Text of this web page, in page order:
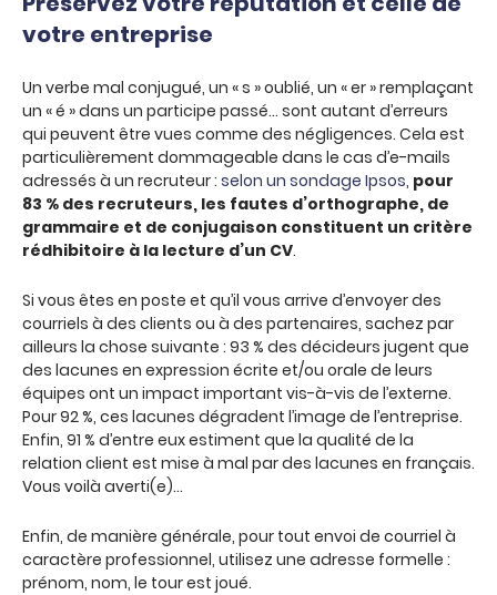
votre entreprise
Un verbe mal conjugué, un « s » oublié, un « er » remplaçant
un « é » dans un participe passé… sont autant d’erreurs
qui peuvent être vues comme des négligences. Cela est
particulièrement dommageable dans le cas d’e-mails
adressés à un recruteur : selon un sondage Ipsos, pour
83 % des recruteurs, les fautes d’orthographe, de
grammaire et de conjugaison constituent un critère
rédhibitoire à la lecture d’un CV.
Si vous êtes en poste et qu’il vous arrive d’envoyer des
courriels à des clients ou à des partenaires, sachez par
ailleurs la chose suivante : 93 % des décideurs jugent que
des lacunes en expression écrite et/ou orale de leurs
équipes ont un impact important vis-à-vis de l’externe.
Pour 92 %, ces lacunes dégradent l’image de l’entreprise.
Enfin, 91 % d’entre eux estiment que la qualité de la
relation client est mise à mal par des lacunes en français.
Vous voilà averti(e)…
Enfin, de manière générale, pour tout envoi de courriel à
caractère professionnel, utilisez une adresse formelle :
prénom, nom, le tour est joué.